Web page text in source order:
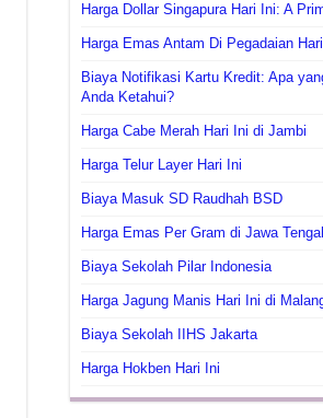
Harga Dollar Singapura Hari Ini: A
Harga Emas Antam Di Pegadaian
Biaya Notifikasi Kartu Kredit: Apa
Anda Ketahui?
Harga Cabe Merah Hari Ini di Jambi
Harga Telur Layer Hari Ini
Biaya Masuk SD Raudhah BSD
Harga Emas Per Gram di Jawa
Biaya Sekolah Pilar Indonesia
Harga Jagung Manis Hari Ini di
Biaya Sekolah IIHS Jakarta
Harga Hokben Hari Ini